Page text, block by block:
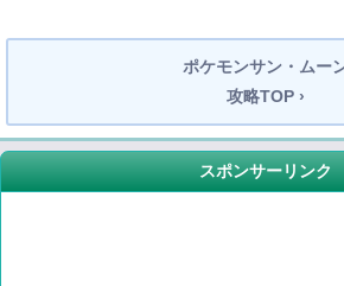
ポケモンサン・ムー
攻略TOP ›
スポンサーリンク